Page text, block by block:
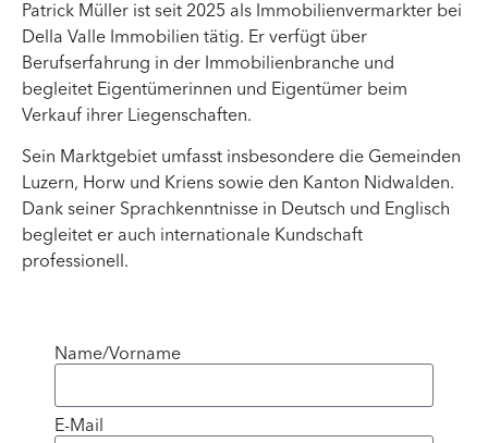
Patrick Müller ist seit 2025 als Immobilienvermarkter bei
Della Valle Immobilien tätig. Er verfügt über
Berufserfahrung in der Immobilienbranche und
begleitet Eigentümerinnen und Eigentümer beim
Verkauf ihrer Liegenschaften.
Sein Marktgebiet umfasst insbesondere die Gemeinden
Luzern, Horw und Kriens sowie den Kanton Nidwalden.
Dank seiner Sprachkenntnisse in Deutsch und Englisch
begleitet er auch internationale Kundschaft
professionell.
Name/Vorname
E-Mail